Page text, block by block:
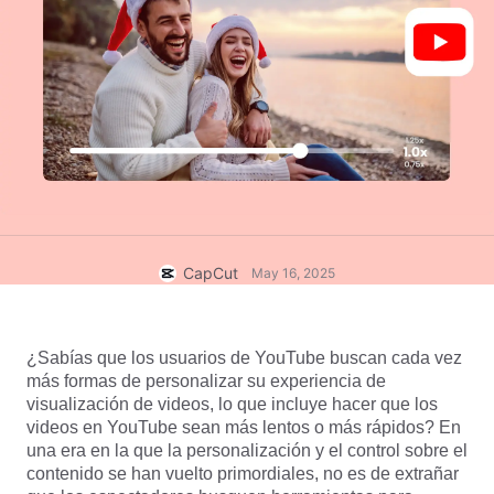
Texto y audio
Subtítulos automáticos
Plantillas de subtítulos
Reducción de ruido
Imagen
Marketing
Estilo de vida y vlogs
Diseño personalizado
Más
Guías tutoriales
Selección popular
Consejos y tendencias de plantillas
Más
Plantillas para sectores
Plantillas de resumen
Centro de confianza
Centro de ayuda
Sala de prensa
Dreamina Seedance 2.0 Launch
Abrir CapCut
CapCut May 16, 2025
¿Sabías que los usuarios de YouTube buscan cada vez
más formas de personalizar su experiencia de
visualización de videos, lo que incluye hacer que los
videos en YouTube sean más lentos o más rápidos? En
una era en la que la personalización y el control sobre el
contenido se han vuelto primordiales, no es de extrañar